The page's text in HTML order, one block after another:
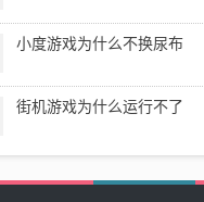
小度游戏为什么不换尿布
街机游戏为什么运行不了